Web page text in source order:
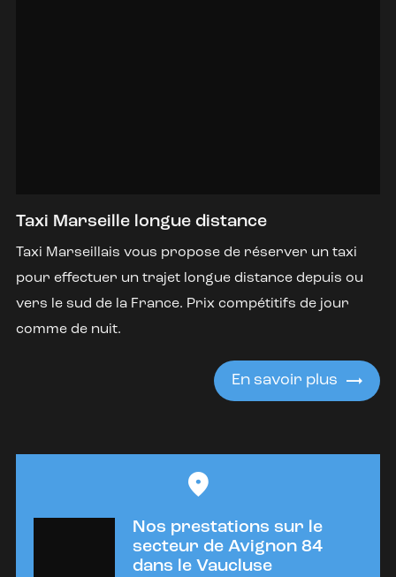
Taxi Marseille longue distance
Taxi Marseillais vous propose de réserver un taxi
pour effectuer un trajet longue distance depuis ou
vers le sud de la France. Prix compétitifs de jour
comme de nuit.
En savoir plus
Nos prestations sur le
secteur de Avignon 84
dans le Vaucluse